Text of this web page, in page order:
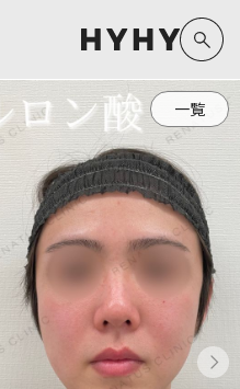
運営元情報
よくあるご質問
お問い合わせ
プライバシーポリシー
未成年の方へ
医療脱毛
ら探す
(XERF)
クス
一覧